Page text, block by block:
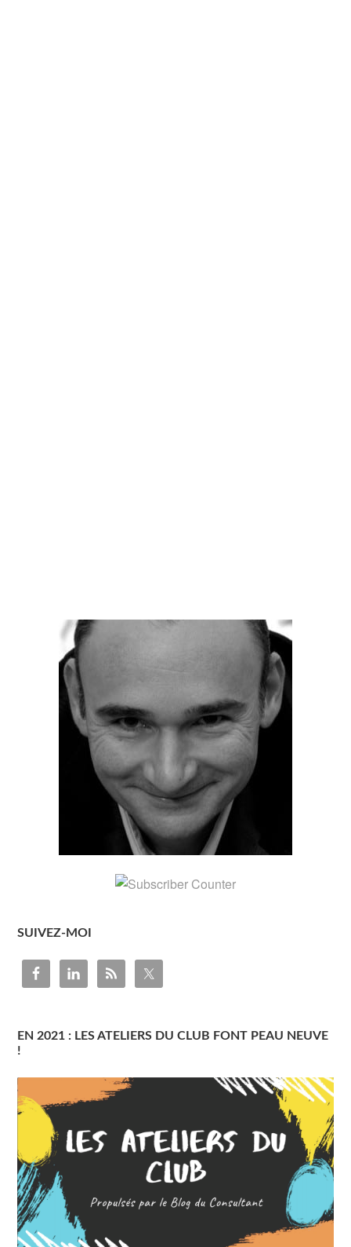
SUIVEZ-MOI
EN 2021 : LES ATELIERS DU CLUB FONT PEAU NEUVE
!